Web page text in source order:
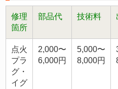
修理
箇所
部品代 技術料
点火
プラ
グ・
イグ
2,000〜
6,000円
5,000〜
8,000円